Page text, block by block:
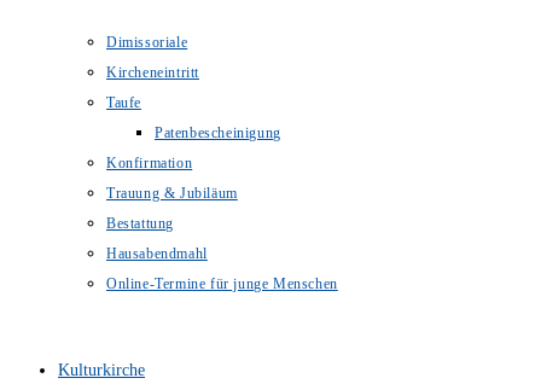
Dimissoriale
Kircheneintritt
Taufe
Patenbescheinigung
Konfirmation
Trauung & Jubiläum
Bestattung
Hausabendmahl
Online-Termine für junge Menschen
Kulturkirche